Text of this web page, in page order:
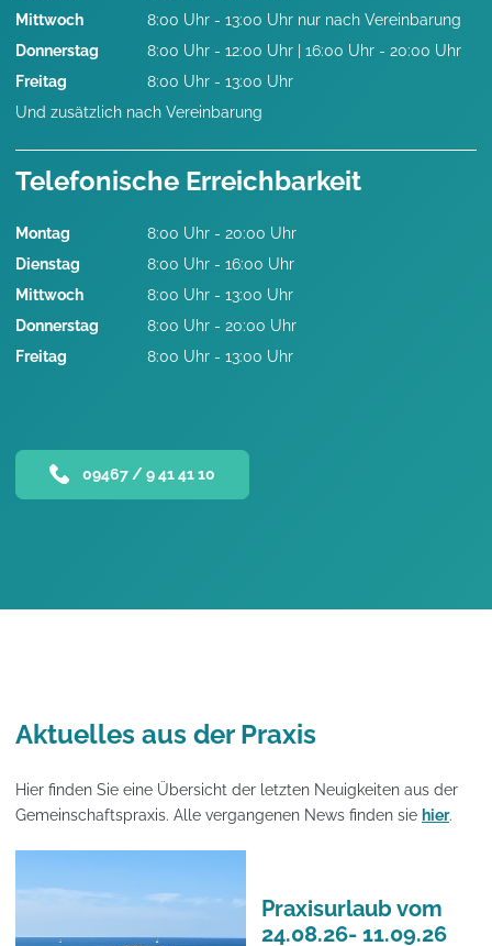
Mittwoch
8:00 Uhr - 13:00 Uhr nur nach Vereinbarung
Donnerstag
8:00 Uhr - 12:00 Uhr | 16:00 Uhr - 20:00 Uhr
Freitag
8:00 Uhr - 13:00 Uhr
Und zusätzlich nach Vereinbarung
Telefonische Erreichbarkeit
Montag
8:00 Uhr - 20:00 Uhr
Dienstag
8:00 Uhr - 16:00 Uhr
Mittwoch
8:00 Uhr - 13:00 Uhr
Donnerstag
8:00 Uhr - 20:00 Uhr
Freitag
8:00 Uhr - 13:00 Uhr
09467 / 9 41 41 10
Aktuelles aus der Praxis
Hier finden Sie eine Übersicht der letzten Neuigkeiten aus der
Gemeinschaftspraxis. Alle vergangenen News finden sie hier.
Praxisurlaub vom
24.08.26- 11.09.26